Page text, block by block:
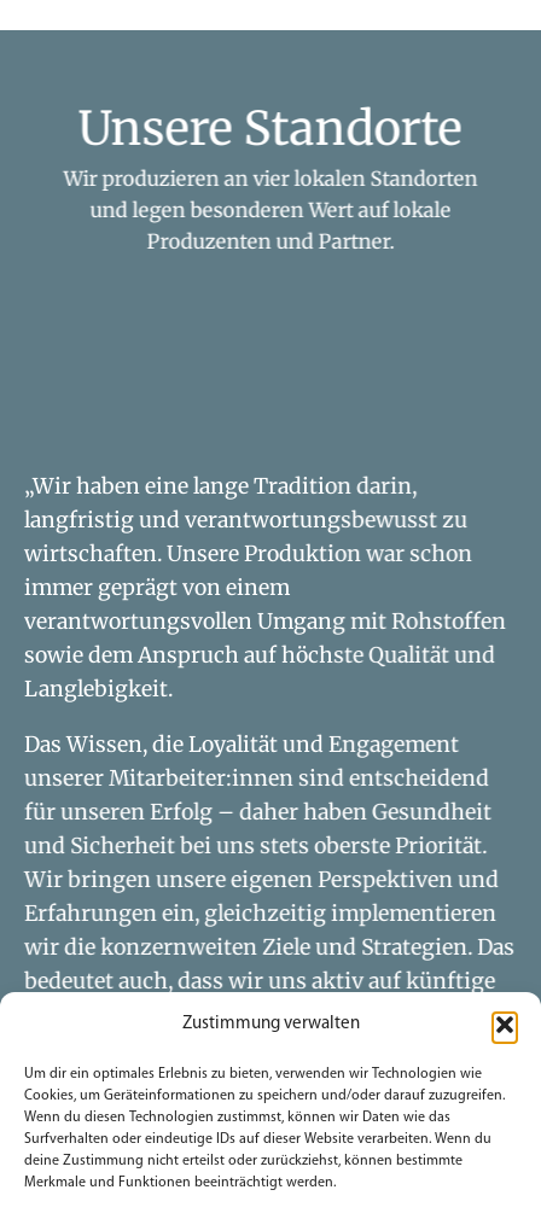
Zustimmung verwalten
Um dir ein optimales Erlebnis zu bieten, verwenden wir Technologien wie
Cookies, um Geräteinformationen zu speichern und/oder darauf zuzugreifen.
Wenn du diesen Technologien zustimmst, können wir Daten wie das
Surfverhalten oder eindeutige IDs auf dieser Website verarbeiten. Wenn du
deine Zustimmung nicht erteilst oder zurückziehst, können bestimmte
Merkmale und Funktionen beeinträchtigt werden.
Unsere Standorte
Wir produzieren an vier lokalen Standorten
und legen besonderen Wert auf lokale
Produzenten und Partner.
„Wir haben eine lange Tradition darin,
langfristig und verantwortungsbewusst zu
wirtschaften. Unsere Produktion war schon
immer geprägt von einem
verantwortungsvollen Umgang mit Rohstoffen
sowie dem Anspruch auf höchste Qualität und
Langlebigkeit.
Das Wissen, die Loyalität und Engagement
unserer Mitarbeiter:innen sind entscheidend
für unseren Erfolg – daher haben Gesundheit
und Sicherheit bei uns stets oberste Priorität.
Wir bringen unsere eigenen Perspektiven und
Erfahrungen ein, gleichzeitig implementieren
wir die konzernweiten Ziele und Strategien. Das
bedeutet auch, dass wir uns aktiv auf künftige
Anforderungen vorbereiten, die sich aus
Nachhaltigkeitsbericht ergeben.“
– Ewald Marschallinger, CEO